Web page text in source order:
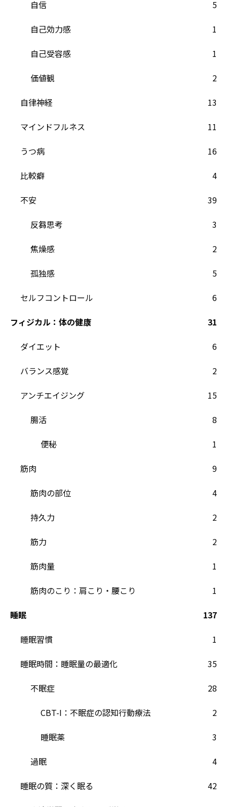
自信
5
自己効力感
1
自己受容感
1
価値観
2
自律神経
13
マインドフルネス
11
うつ病
16
比較癖
4
不安
39
反芻思考
3
焦燥感
2
孤独感
5
セルフコントロール
6
フィジカル：体の健康
31
ダイエット
6
バランス感覚
2
アンチエイジング
15
腸活
8
便秘
1
筋肉
9
筋肉の部位
4
持久力
2
筋力
2
筋肉量
1
筋肉のこり：肩こり・腰こり
1
睡眠
137
睡眠習慣
1
睡眠時間：睡眠量の最適化
35
不眠症
28
CBT-I：不眠症の認知行動療法
2
睡眠薬
3
過眠
4
睡眠の質：深く眠る
42